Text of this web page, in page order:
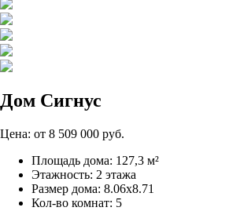
Дом Сигнус
Цена: от 8 509 000 руб.
Площадь дома: 127,3 м²
Этажность: 2 этажа
Размер дома: 8.06х8.71
Кол-во комнат: 5